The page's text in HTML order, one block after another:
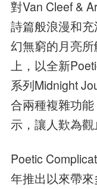
對Van Cleef &
詩篇般浪漫和
幻無窮的月亮所
上，以全新
系列Midnight
合兩種複雜功
示，讓人歎為觀
Poetic
年推出以來帶